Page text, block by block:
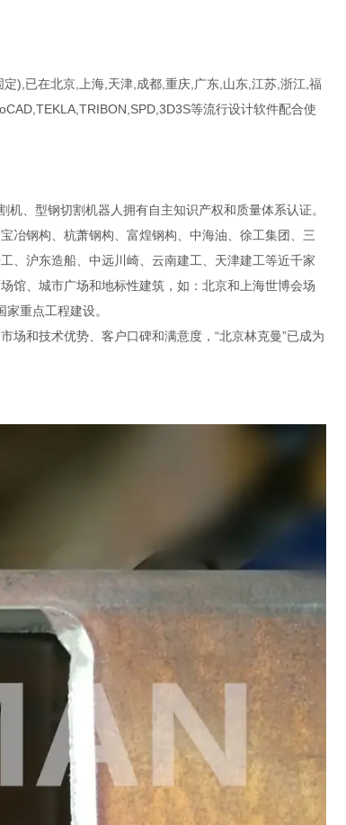
),已在北京,上海,天津,成都,重庆,广东,山东,江苏,浙江,福
等流行设计软件配合使
、型钢切割机器人拥有自主知识产权和质量体系认证。
冶钢构、杭萧钢构、富煌钢构、中海油、徐工集团、三
、沪东造船、中远川崎、云南建工、天津建工等近千家
馆、城市广场和地标性建筑，如：北京和上海世博会场
重点工程建设。
和技术优势、客户口碑和满意度，“北京林克曼”已成为